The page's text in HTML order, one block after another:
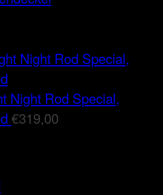
Night Rod Special,
€319,00